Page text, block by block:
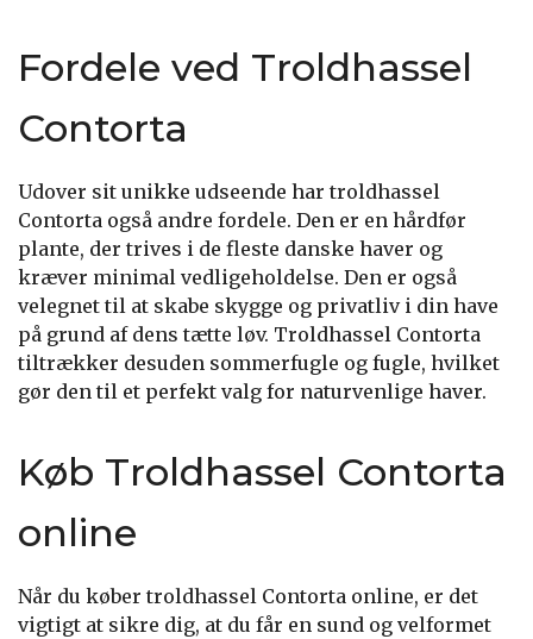
Fordele ved Troldhassel
Contorta
Udover sit unikke udseende har troldhassel
Contorta også andre fordele. Den er en hårdfør
plante, der trives i de fleste danske haver og
kræver minimal vedligeholdelse. Den er også
velegnet til at skabe skygge og privatliv i din have
på grund af dens tætte løv. Troldhassel Contorta
tiltrækker desuden sommerfugle og fugle, hvilket
gør den til et perfekt valg for naturvenlige haver.
Køb Troldhassel Contorta
online
Når du køber troldhassel Contorta online, er det
vigtigt at sikre dig, at du får en sund og velformet